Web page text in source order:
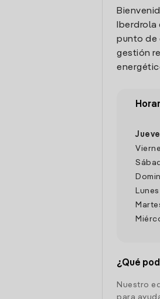
Iberdrola
punto de
gestión
Lunes
¿Qué
Nuestro
para